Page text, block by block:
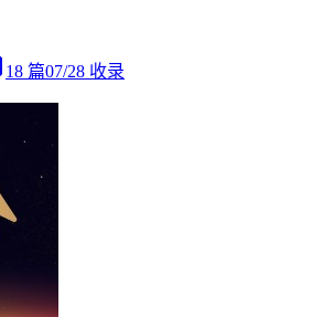
18 篇07/28 收录